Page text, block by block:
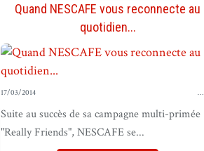
Quand NESCAFE vous reconnecte au
quotidien...
17/03/2014 …
Suite au succès de sa campagne multi-primée
"Really Friends", NESCAFE se...